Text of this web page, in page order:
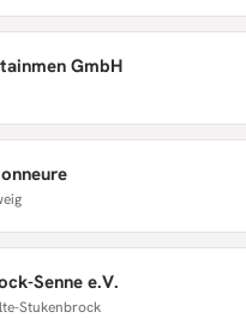
GmbH
Senne e.V.
Stukenbrock